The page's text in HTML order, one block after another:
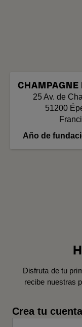
CHAMPAGNE
25 Av. de
51200
Año de
Disfruta de tu
recibe nuestras
Crea tu